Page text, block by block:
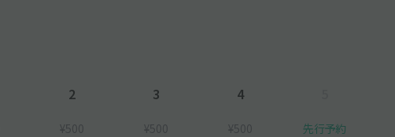
2
¥500
3
¥500
4
¥500 先行予約